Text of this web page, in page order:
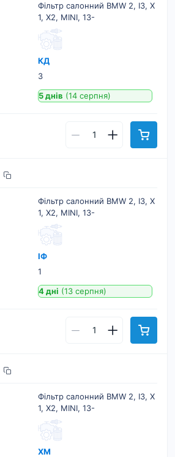
Фільтр салонний BMW 2, I3, X
1, X2, MINI, 13-
КД
3
5 днів (14 серпня)
Фільтр салонний BMW 2, I3, X
1, X2, MINI, 13-
ІФ
1
4 дні (13 серпня)
Фільтр салонний BMW 2, I3, X
1, X2, MINI, 13-
ХМ